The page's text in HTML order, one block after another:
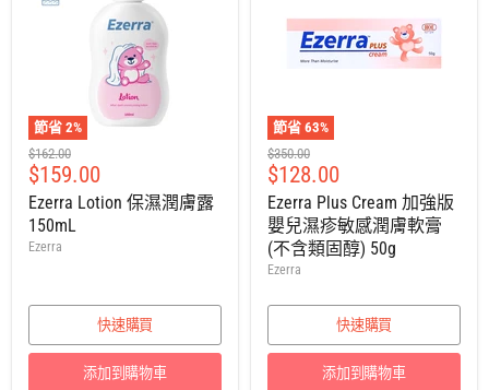
節省 2%
建
議
零
售
價
$162.00
售
價
$159.00
Ezerra Lotion 保濕潤膚露
150mL
Ezerra
快速購買
添加到購物車
節省 63%
建
議
零
售
價
$350.00
售
價
$128.00
Ezerra Plus Cream 加強版
嬰兒濕疹敏感潤膚軟膏
(不含類固醇) 50g
Ezerra
快速購買
添加到購物車